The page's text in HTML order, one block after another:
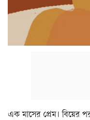
এক মাসের প্রেম। বিয়ের